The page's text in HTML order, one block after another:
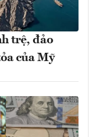
trệ, đảo
của Mỹ